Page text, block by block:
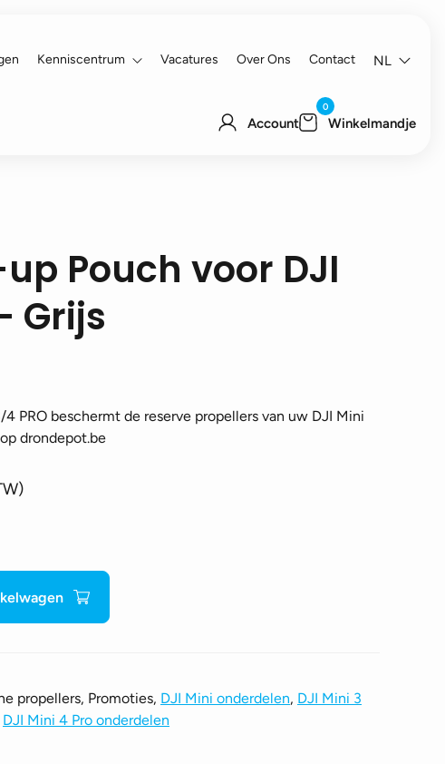
Kenniscentrum Vacatures Over Ons Contact NL
Account
0
Winkelmandje
Pouch voor DJI
Grijs
PRO beschermt de reserve propellers van uw DJI Mini
drondepot.be
propellers, Promoties, DJI Mini onderdelen, DJI Mini 3
DJI Mini 4 Pro onderdelen